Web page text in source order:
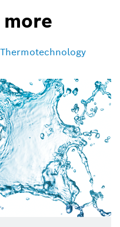
Thermotechnology